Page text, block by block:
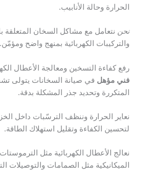
الحرارة وحالة الأنابيب.
نحن نتعامل مع مشاكل السخان المتعلقة
والتركيبات الكهربائية بمنهج واضح ومؤمّن.
رفع كفاءة التسخين ومعالجة الأعطال
فني مؤهل في صيانة السخانات يتولى
المتكررة وتحديد جذر المشكلة بدقة.
نعاير الحرارة وننظف الترسّبات داخل
لتحسين الكفاءة وتقليل استهلاك الطاقة.
نعالج الأعطال الكهربائية مثل
الميكانيكية مثل الصمامات والتوصيلات